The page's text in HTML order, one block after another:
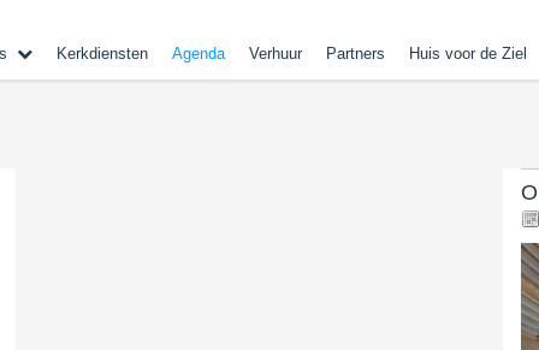
Kerkdiensten Agenda Verhuur Partners Huis voor de Ziel